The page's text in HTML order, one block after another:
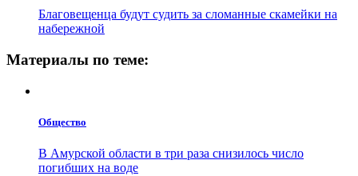
Благовещенца будут судить за сломанные скамейки на
набережной
Материалы по теме:
Общество
В Амурской области в три раза снизилось число
погибших на воде